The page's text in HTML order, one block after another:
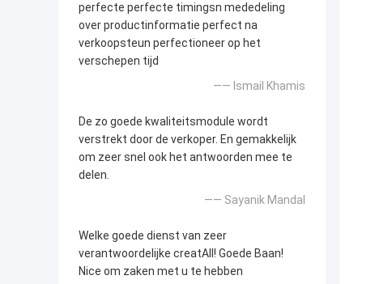
perfecte perfecte timingsn mededeling
over productinformatie perfect na
verkoopsteun perfectioneer op het
verschepen tijd
—— Ismail Khamis
De zo goede kwaliteitsmodule wordt
verstrekt door de verkoper. En gemakkelijk
om zeer snel ook het antwoorden mee te
delen.
—— Sayanik Mandal
Welke goede dienst van zeer
verantwoordelijke creatAll! Goede Baan!
Nice om zaken met u te hebben